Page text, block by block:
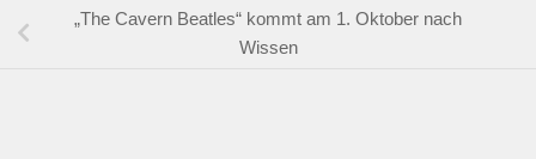
„The Cavern Beatles“ kommt am 1. Oktober nach
Wissen